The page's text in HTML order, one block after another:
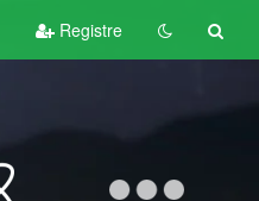
Registre